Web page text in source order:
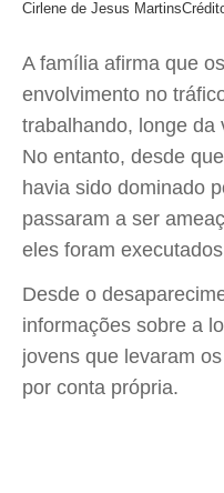
Cirlene de Jesus Martins
A família afirma que
envolvimento no
trabalhando, longe da
No entanto, desde
havia sido dominado
passaram a ser
eles foram
Desde o
informações sobre a
jovens que levaram
por conta própria.